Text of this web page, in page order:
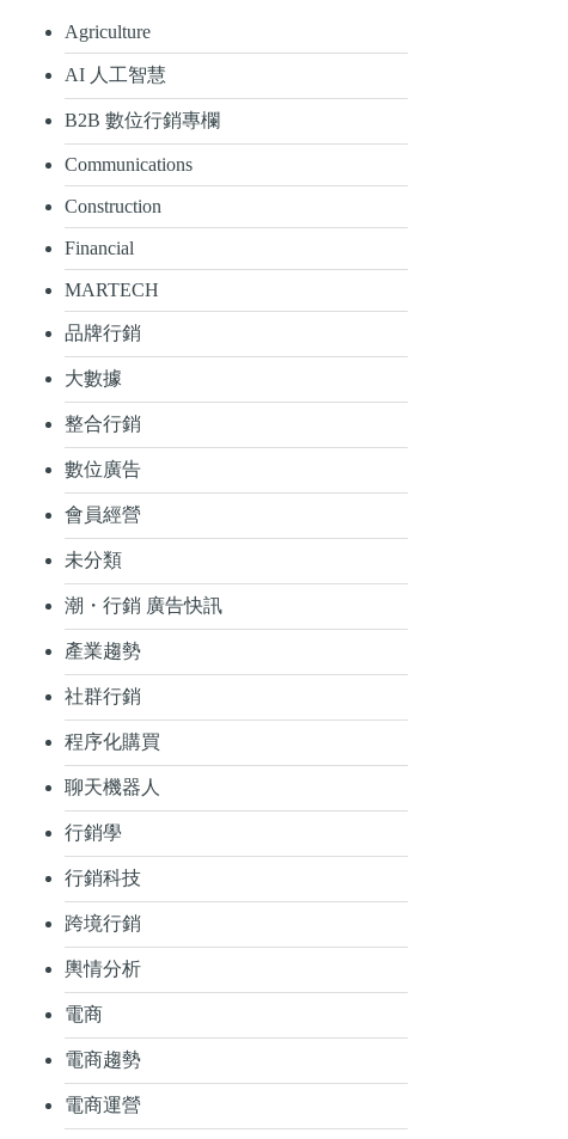
Agriculture
AI 人工智慧
B2B 數位行銷專欄
Communications
Construction
Financial
MARTECH
品牌行銷
大數據
整合行銷
數位廣告
會員經營
未分類
潮・行銷 廣告快訊
產業趨勢
社群行銷
程序化購買
聊天機器人
行銷學
行銷科技
跨境行銷
輿情分析
電商
電商趨勢
電商運營